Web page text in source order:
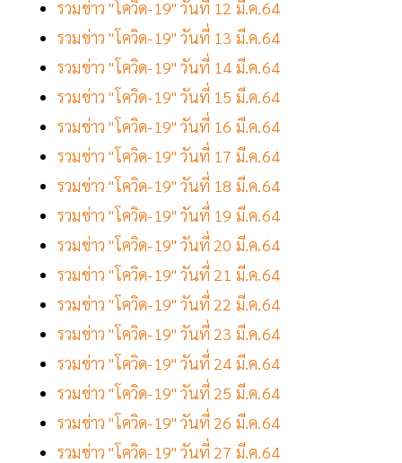
รวมข่าว "โควิด-19" วันที่ 12 มี.ค.64
รวมข่าว "โควิด-19" วันที่ 13 มี.ค.64
รวมข่าว "โควิด-19" วันที่ 14 มี.ค.64
รวมข่าว "โควิด-19" วันที่ 15 มี.ค.64
รวมข่าว "โควิด-19" วันที่ 16 มี.ค.64
รวมข่าว "โควิด-19" วันที่ 17 มี.ค.64
รวมข่าว "โควิด-19" วันที่ 18 มี.ค.64
รวมข่าว "โควิด-19" วันที่ 19 มี.ค.64
รวมข่าว "โควิด-19" วันที่ 20 มี.ค.64
รวมข่าว "โควิด-19" วันที่ 21 มี.ค.64
รวมข่าว "โควิด-19" วันที่ 22 มี.ค.64
รวมข่าว "โควิด-19" วันที่ 23 มี.ค.64
รวมข่าว "โควิด-19" วันที่ 24 มี.ค.64
รวมข่าว "โควิด-19" วันที่ 25 มี.ค.64
รวมข่าว "โควิด-19" วันที่ 26 มี.ค.64
รวมข่าว "โควิด-19" วันที่ 27 มี.ค.64